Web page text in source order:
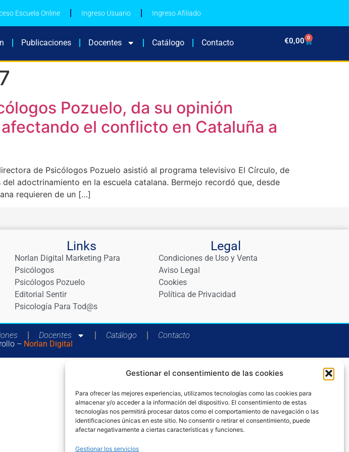
Gestionar el consentimiento de las cookies
Para ofrecer las mejores experiencias, utilizamos tecnologías como las cookies para
almacenar y/o acceder a la información del dispositivo. El consentimiento de estas
tecnologías nos permitirá procesar datos como el comportamiento de navegación o las
identificaciones únicas en este sitio. No consentir o retirar el consentimiento, puede
afectar negativamente a ciertas características y funciones.
Gestionar los servicios
Escuela Online Ingreso Usuario Ingreso Afiliado
Publicaciones Docentes Catálogo Contacto €0,00 0
Pozuelo, da su opinión
el conflicto en Cataluña a
de Psicólogos Pozuelo asistió al programa televisivo El Círculo, de
adoctrinamiento en la escuela catalana. Bermejo recordó que, desde
requieren de un […]
Links
Norlan Digital Marketing Para
Psicólogos
Psicólogos Pozuelo
Editorial Sentir
Psicología Para Tod@s
Legal
Condiciones de Uso y Venta
Aviso Legal
Cookies
Política de Privacidad
Docentes Catálogo
Contacto
– Norlan Digital